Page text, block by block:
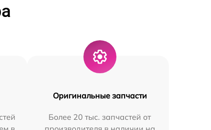
Оригинальные запчасти
Более 20 тыс. запчастей от